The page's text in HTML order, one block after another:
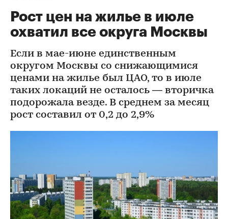
Рост цен на жилье в июле
охватил все округа Москвы
Если в мае-июне единственным
округом Москвы со снижающимися
ценами на жилье был ЦАО, то в июле
таких локаций не осталось — вторичка
подорожала везде. В среднем за месяц
рост составил от 0,2 до 2,9%